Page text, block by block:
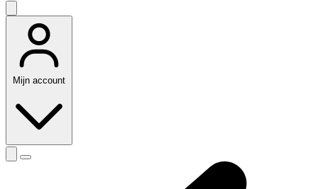
Mijn account